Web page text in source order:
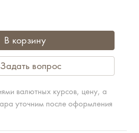
В корзину
Задать вопрос
валютных курсов, цену, а
уточним после оформления